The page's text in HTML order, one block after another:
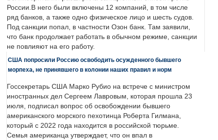
России.В него были включены 12 компаний, в том числе
ряд банков, а также одно физическое лицо и шесть судов.
Под санкции попал, в частности Озон банк. Там заявили,
что банк продолжает работать в обычном режиме, санкции
не повлияют на его работу.
США попросили Россию освободить осужденного бывшего
морпеха, не принявшего в колонии наших правил и норм
Госсекретарь США Марко Рубио на встрече с министром
иностранных дел Сергеем Лавровым, которая прошла 23
июля, подписал вопрос об освобождении бывшего
американского морского пехотинца Роберта Гилмана,
который с 2022 года находится в российской тюрьме.
Семья американца утверждает, что он впал в